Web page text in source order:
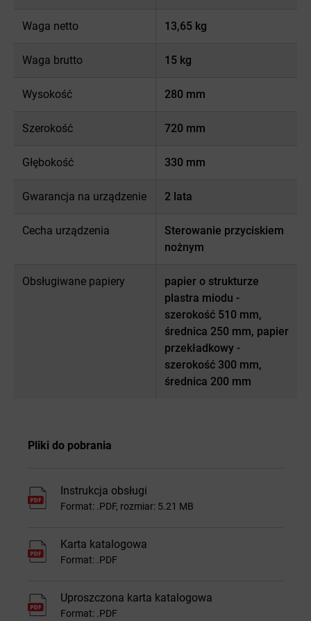
Waga netto 13,65 kg
Waga brutto 15 kg
Wysokość 280 mm
Szerokość 720 mm
Głębokość 330 mm
Gwarancja na urządzenie 2 lata
Cecha urządzenia
Sterowanie przyciskiem
nożnym
Obsługiwane papiery
papier o strukturze
plastra miodu -
szerokość 510 mm,
średnica 250 mm, papier
przekładkowy -
szerokość 300 mm,
średnica 200 mm
Pliki do pobrania
Instrukcja obsługi
Format: .PDF, rozmiar: 5.21 MB
Karta katalogowa
Format: .PDF
Uproszczona karta katalogowa
Format: .PDF